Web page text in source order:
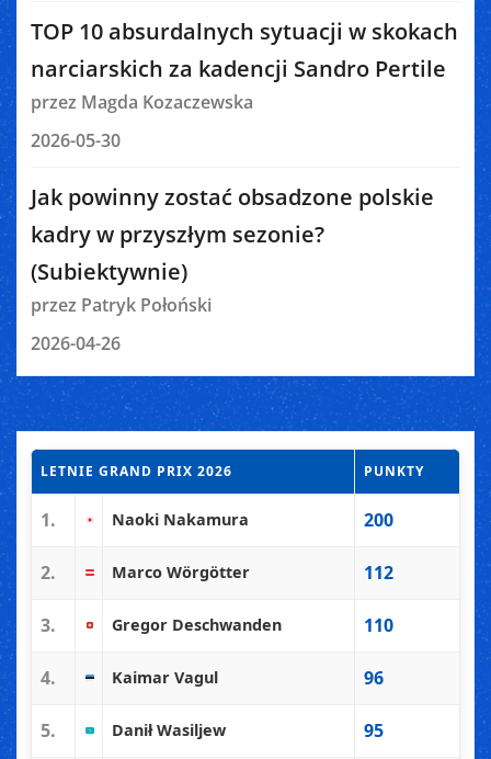
TOP 10 absurdalnych sytuacji w skokach
narciarskich za kadencji Sandro Pertile
przez Magda Kozaczewska
2026-05-30
Jak powinny zostać obsadzone polskie
kadry w przyszłym sezonie?
(Subiektywnie)
przez Patryk Połoński
2026-04-26
LETNIE GRAND PRIX 2026 PUNKTY
1. Naoki Nakamura 200
2. Marco Wörgötter 112
3. Gregor Deschwanden 110
4. Kaimar Vagul 96
5. Danił Wasiljew 95